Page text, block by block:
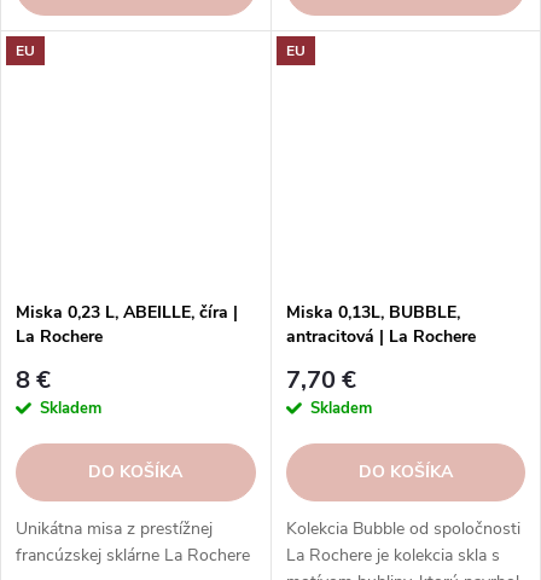
EU
Miska 0,23 L, ABEILLE, číra |
La Rochere
8 €
Skladem
DO KOŠÍKA
Unikátna misa z prestížnej
francúzskej sklárne La Rochere
EU
Miska 0,13L, BUBBLE,
antracitová | La Rochere
7,70 €
Skladem
DO KOŠÍKA
Kolekcia Bubble od spoločnosti
La Rochere je kolekcia skla s